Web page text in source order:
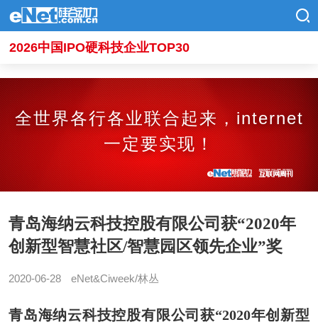
2026中国IPO硬科技企业TOP30
全世界各行各业联合起来，internet
一定要实现！
青岛海纳云科技控股有限公司获“2020年
创新型智慧社区/智慧园区领先企业”奖
2020-06-28 eNet&Ciweek/林丛
青岛海纳云科技控股有限公司获“2020年创新型